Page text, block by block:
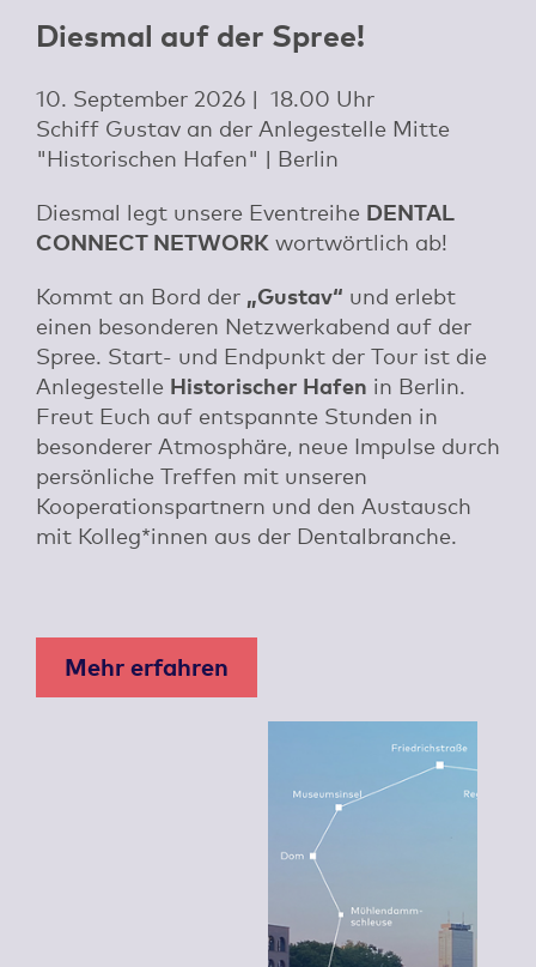
Diesmal auf der Spree!
10. September 2026 | 18.00 Uhr
Schiff Gustav an der Anlegestelle Mitte
"Historischen Hafen" | Berlin
Diesmal legt unsere Eventreihe DENTAL
CONNECT NETWORK wortwörtlich ab!
Kommt an Bord der „Gustav“ und erlebt
einen besonderen Netzwerkabend auf der
Spree. Start- und Endpunkt der Tour ist die
Anlegestelle Historischer Hafen in Berlin.
Freut Euch auf entspannte Stunden in
besonderer Atmosphäre, neue Impulse durch
persönliche Treffen mit unseren
Kooperationspartnern und den Austausch
mit Kolleg*innen aus der Dentalbranche.
Mehr erfahren